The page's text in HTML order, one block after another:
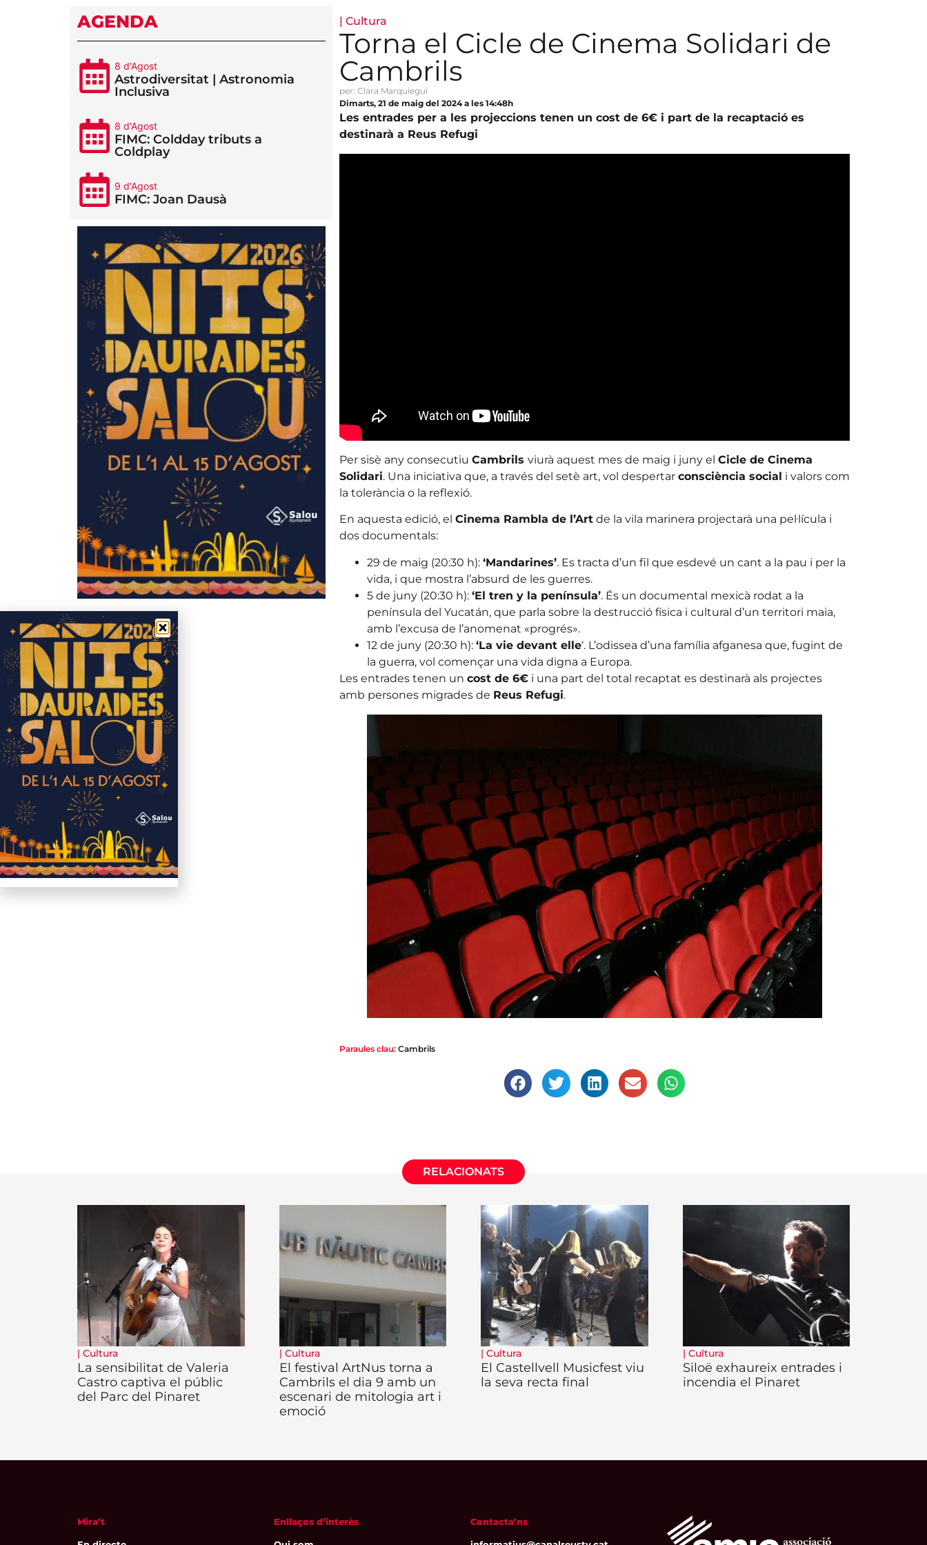
AGENDA
8 d'Agost
Astrodiversitat | Astronomia
Inclusiva
8 d'Agost
FIMC: Coldday tributs a
Coldplay
9 d'Agost
FIMC: Joan Dausà
| Cultura
Torna el Cicle de Cinema Solidari de
Cambrils
per: Clara Marquiegui
Dimarts, 21 de maig del 2024 a les 14:48h
Les entrades per a les projeccions tenen un cost de 6€ i part de la recaptació es
destinarà a Reus Refugi
Per sisè any consecutiu Cambrils viurà aquest mes de maig i juny el Cicle de Cinema
Solidari. Una iniciativa que, a través del setè art, vol despertar consciència social i valors com
la tolerància o la reflexió.
En aquesta edició, el Cinema Rambla de l’Artde la vila marinera projectarà una pel·lícula i
dos documentals:
29 de maig (20:30 h): ‘Mandarines’. Es tracta d’un fil que esdevé un cant a la pau i per la
vida, i que mostra l’absurd de les guerres.
5 de juny (20:30 h): ‘El tren y la península’. És un documental mexicà rodat a la
península del Yucatán, que parla sobre la destrucció física i cultural d’un territori maia,
amb l’excusa de l’anomenat «progrés».
12 de juny (20:30 h): ‘La vie devant elle‘. L’odissea d’una família afganesa que, fugint de
la guerra, vol començar una vida digna a Europa.
Les entrades tenen un cost de 6€i una part del total recaptat es destinarà als projectes
amb persones migrades de Reus Refugi.
Paraules clau: Cambrils
RELACIONATS
| Cultura
La sensibilitat de Valeria
Castro captiva el públic
del Parc del Pinaret
| Cultura
El festival ArtNus torna a
Cambrils el dia 9 amb un
escenari de mitologia art i
emoció
| Cultura
El Castellvell Musicfest viu
la seva recta final
| Cultura
Siloë exhaureix entrades i
incendia el Pinaret
Mira’t Enllaços d’interès Contacta’ns